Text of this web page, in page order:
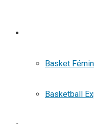
Basket
Basketball